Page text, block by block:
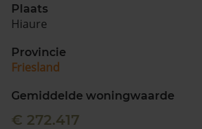
088 220 4200
Maandag t/m vrijdag - 08:00 -18:00
Plaats
Hiaure
Provincie
Friesland
Gemiddelde woningwaarde
€ 272.417